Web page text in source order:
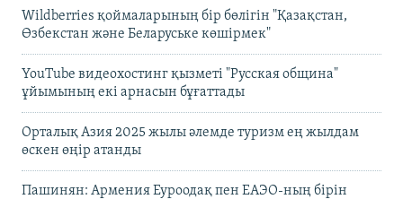
Wildberries қоймаларының бір бөлігін "Қазақстан,
Өзбекстан және Беларуське көшірмек"
YouTube видеохостинг қызметі "Русская община"
ұйымының екі арнасын бұғаттады
Орталық Азия 2025 жылы әлемде туризм ең жылдам
өскен өңір атанды
Пашинян: Армения Еуроодақ пен ЕАЭО-ның бірін